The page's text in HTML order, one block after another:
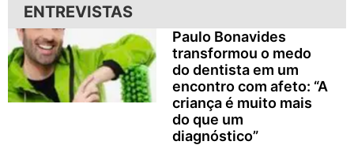
ENTREVISTAS
Paulo Bonavides
transformou o medo
do dentista em um
encontro com afeto: “A
criança é muito mais
do que um
diagnóstico”